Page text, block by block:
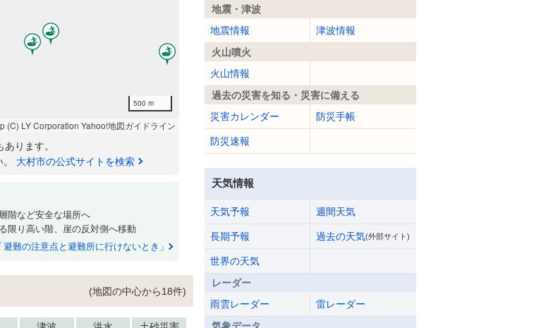
500 m
(C) LY Corporation Yahoo!地図ガイドライン
ります。
大村市の公式サイトを検索
階など安全な場所へ
限り高い階、崖の反対側へ移動
避難の注意点と避難所に行けないとき」
(地図の中心から18件)
地震・津波
地震情報
津波情報
火山噴火
火山情報
過去の災害を知る・災害に備える
災害カレンダー
防災手帳
防災速報
天気情報
天気予報 週間天気
長期予報 過去の天気(外部サイト)
世界の天気
レーダー
雨雲レーダー
雷レーダー